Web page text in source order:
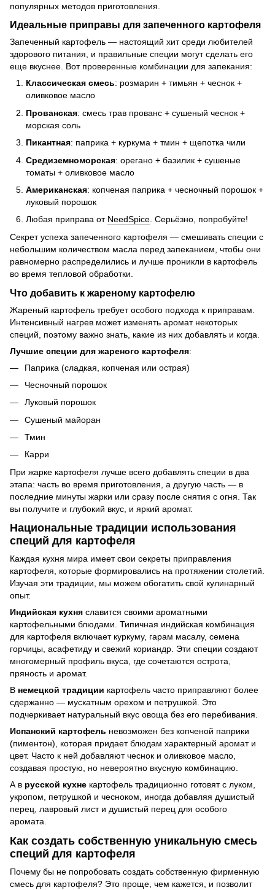
популярных методов приготовления.
Идеальные приправы для запеченного картофеля
Запеченный картофель — настоящий хит среди любителей
здорового питания, и правильные специи могут сделать его
еще вкуснее. Вот проверенные комбинации для запекания:
Классическая смесь: розмарин + тимьян + чеснок +
оливковое масло
Прованская: смесь трав прованс + сушеный чеснок +
морская соль
Пикантная: паприка + куркума + тмин + щепотка чили
Средиземноморская: орегано + базилик + сушеные
томаты + оливковое масло
Американская: копченая паприка + чесночный порошок +
луковый порошок
Любая приправа от NeedSpice. Серьёзно, попробуйте!
Секрет успеха запеченного картофеля — смешивать специи с
небольшим количеством масла перед запеканием, чтобы они
равномерно распределились и лучше проникли в картофель
во время тепловой обработки.
Что добавить к жареному картофелю
Жареный картофель требует особого подхода к приправам.
Интенсивный нагрев может изменять аромат некоторых
специй, поэтому важно знать, какие из них добавлять и когда.
Лучшие специи для жареного картофеля:
Паприка (сладкая, копченая или острая)
Чесночный порошок
Луковый порошок
Сушеный майоран
Тмин
Карри
При жарке картофеля лучше всего добавлять специи в два
этапа: часть во время приготовления, а другую часть — в
последние минуты жарки или сразу после снятия с огня. Так
вы получите и глубокий вкус, и яркий аромат.
Национальные традиции использования
специй для картофеля
Каждая кухня мира имеет свои секреты приправления
картофеля, которые формировались на протяжении столетий.
Изучая эти традиции, мы можем обогатить свой кулинарный
опыт.
Индийская кухня славится своими ароматными
картофельными блюдами. Типичная индийская комбинация
для картофеля включает куркуму, гарам масалу, семена
горчицы, асафетиду и свежий кориандр. Эти специи создают
многомерный профиль вкуса, где сочетаются острота,
пряность и аромат.
В немецкой традиции картофель часто приправляют более
сдержанно — мускатным орехом и петрушкой. Это
подчеркивает натуральный вкус овоща без его перебивания.
Испанский картофель невозможен без копченой паприки
(пиментон), которая придает блюдам характерный аромат и
цвет. Часто к ней добавляют чеснок и оливковое масло,
создавая простую, но невероятно вкусную комбинацию.
А в русской кухне картофель традиционно готовят с луком,
укропом, петрушкой и чесноком, иногда добавляя душистый
перец, лавровый лист и душистый перец для особого
аромата.
Как создать собственную уникальную смесь
специй для картофеля
Почему бы не попробовать создать собственную фирменную
смесь для картофеля? Это проще, чем кажется, и позволит